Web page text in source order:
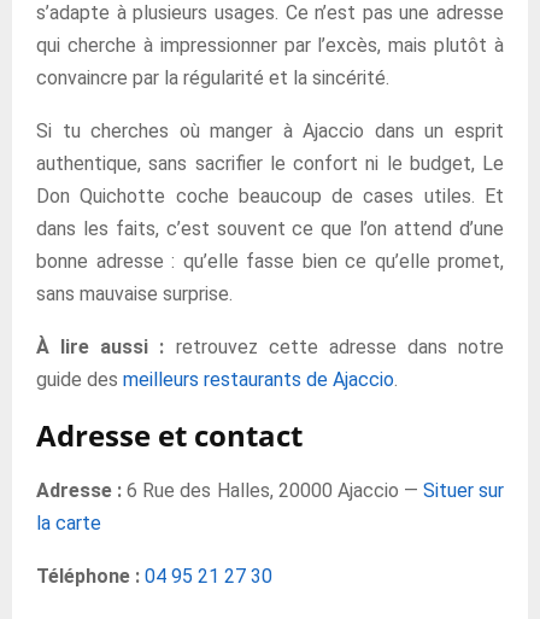
s’adapte à plusieurs usages. Ce n’est pas une adresse
qui cherche à impressionner par l’excès, mais plutôt à
convaincre par la régularité et la sincérité.
Si tu cherches où manger à Ajaccio dans un esprit
authentique, sans sacrifier le confort ni le budget, Le
Don Quichotte coche beaucoup de cases utiles. Et
dans les faits, c’est souvent ce que l’on attend d’une
bonne adresse : qu’elle fasse bien ce qu’elle promet,
sans mauvaise surprise.
À lire aussi : retrouvez cette adresse dans notre
guide des meilleurs restaurants de Ajaccio.
Adresse et contact
Adresse : 6 Rue des Halles, 20000 Ajaccio — Situer sur
la carte
Téléphone : 04 95 21 27 30